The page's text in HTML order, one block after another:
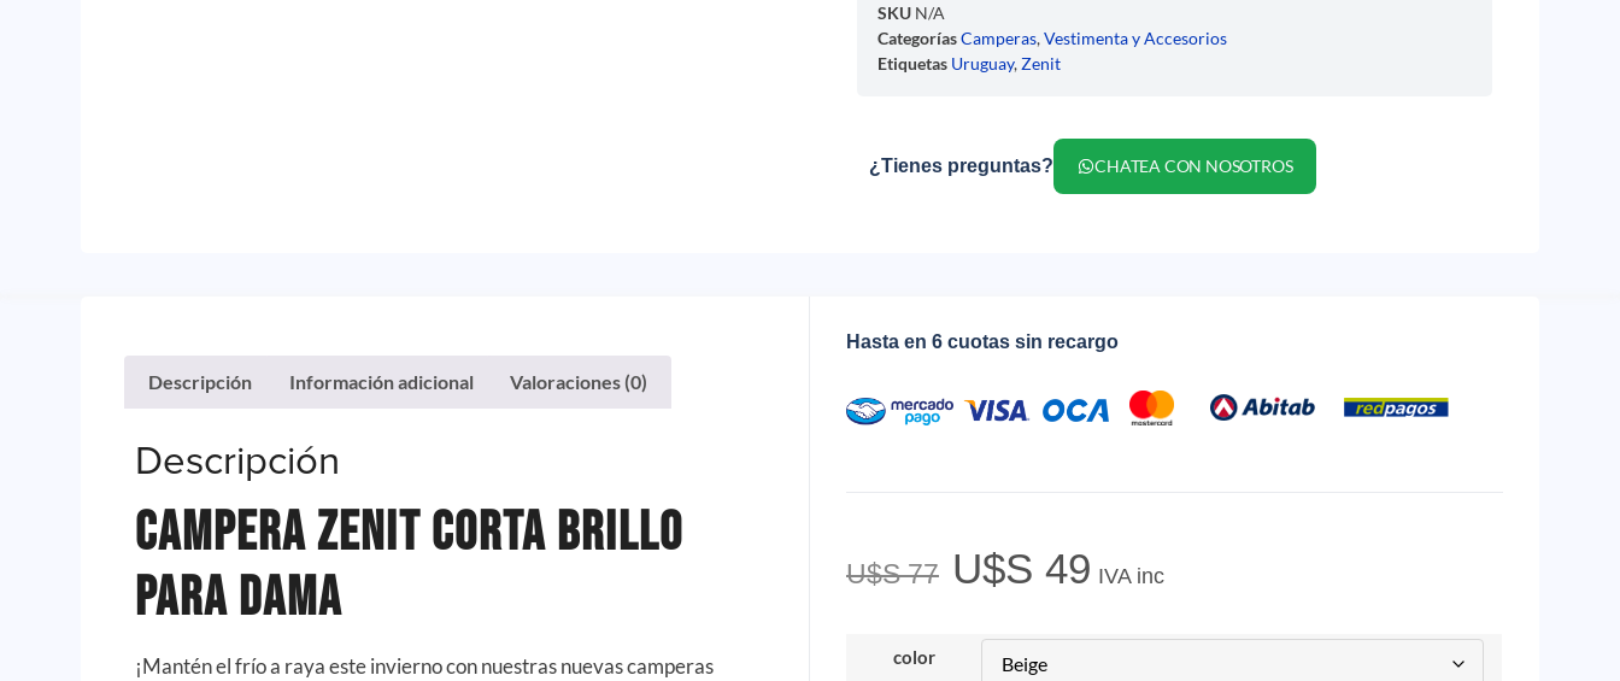
SKU N/A
CategoríasCamperas,Vestimenta y Accesorios
Etiquetas Uruguay,Zenit
¿Tienes preguntas? CHATEA CON NOSOTROS
Descripción Información adicional Valoraciones (0)
Descripción
Campera Zenit Corta Brillo
para Dama
¡Mantén el frío a raya este invierno con nuestras nuevas camperas
Hasta en 6 cuotas sin recargo
U$S77 U$S 49 IVA inc
color